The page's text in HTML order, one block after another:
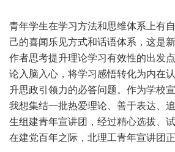
青年学生在学习方法和思维体系上有
己的喜闻乐见方式和话语体系，这是
作者思考提升理论学习有效性的出发
论入脑入心，将学习感悟转化为内在
升思政引领力的必答问题。作为学校
我想集结一批热爱理论、善于表达、
生组建青年宣讲团，经过精心选拔、
在建党百年之际，北理工青年宣讲团正